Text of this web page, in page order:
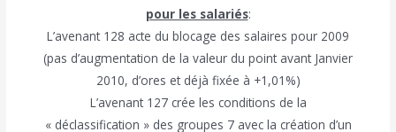
pour les salariés:
L’avenant 128 acte du blocage des salaires pour 2009
(pas d’augmentation de la valeur du point avant Janvier
2010, d’ores et déjà fixée à +1,01%)
L’avenant 127 crée les conditions de la
« déclassification » des groupes 7 avec la création d’un